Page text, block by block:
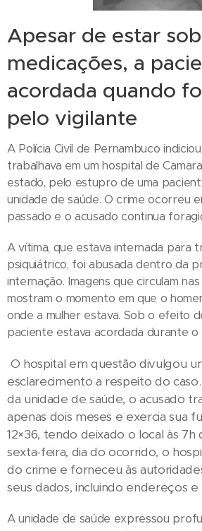
Apesar de estar
medicações, a
acordada quando
pelo vigilante
A Polícia Civil de Pernambuco
trabalhava em um hospital de
estado, pelo estupro de uma
unidade de saúde. O crime ocorreu
passado e o acusado continua
A vítima, que estava internada para
psiquiátrico, foi abusada dentro da
internação. Imagens que circulam
mostram o momento em que o
onde a mulher estava. Sob o efeito
paciente estava acordada durante o
O hospital em questão divulgou
esclarecimento a respeito do
da unidade de saúde, o acusado
apenas dois meses e exercia sua
12×36, tendo deixado o local às 7h
sexta-feira, dia do ocorrido, o
do crime e forneceu às
seus dados, incluindo endereços
A unidade de saúde expressou